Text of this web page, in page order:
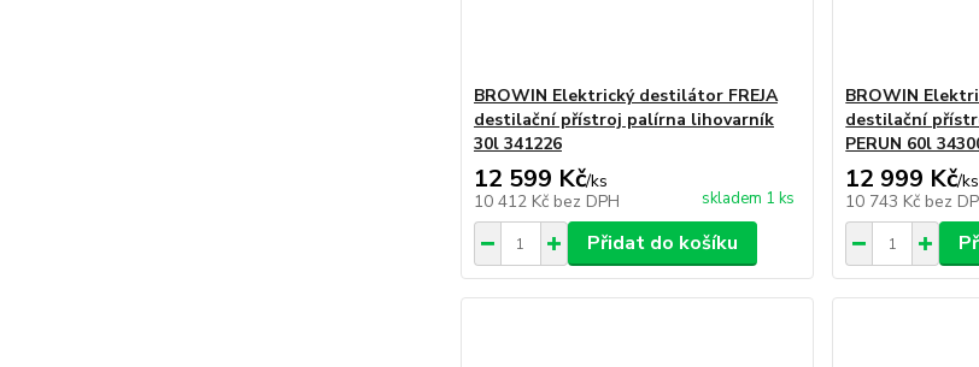
BROWIN Elektrický destilátor FREJA
destilační přístroj palírna lihovarník
30l 341226
12 599 Kč/ks
10 412 Kč bez DPH skladem 1 ks
Přidat do košíku
BROWIN
destilační
PERUN 60l
12 999 Kč/ks
10 743 Kč bez